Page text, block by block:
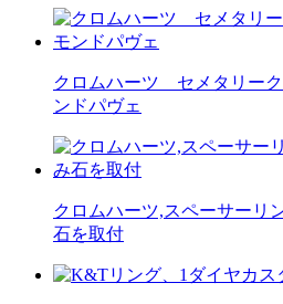
クロムハーツ セメタリー
ンドパヴェ
クロムハーツ,スペーサーリ
石を取付